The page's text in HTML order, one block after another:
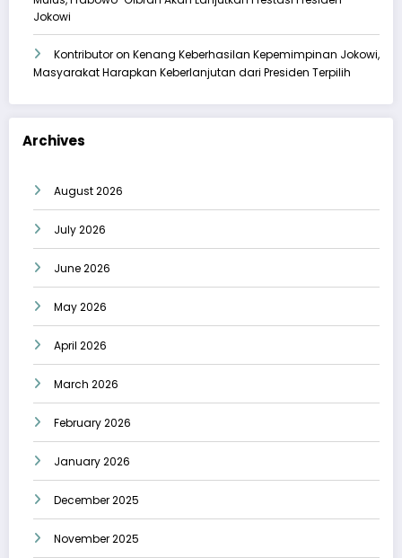
Jokowi
Kontributoron Kenang Keberhasilan Kepemimpinan Jokowi,
Masyarakat Harapkan Keberlanjutan dari Presiden Terpilih
Archives
August 2026
July 2026
June 2026
May 2026
April 2026
March 2026
February 2026
January 2026
December 2025
November 2025